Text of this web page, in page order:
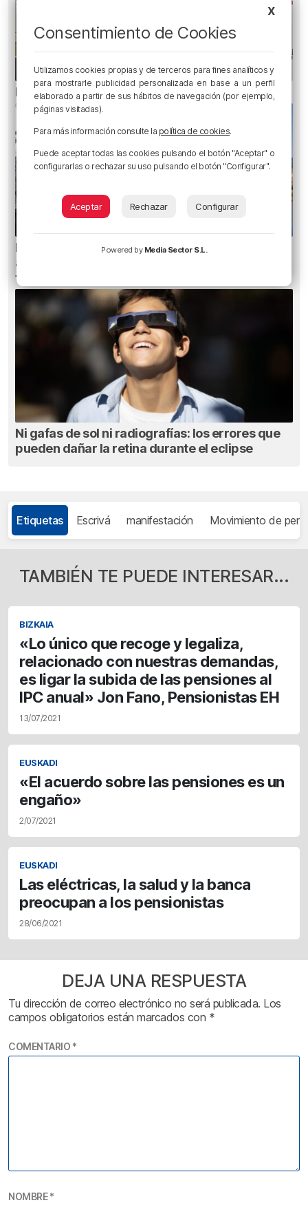
El bilbaíno que opta a un récord Guinness
Bilbao contará con 37 txosnas, 19 puestos de
artesanía, diez de venta de globos y seis food
trucks en Aste Nagusia
Ni gafas de sol ni radiografías: los errores que
pueden dañar la retina durante el eclipse
Etiquetas Escrivá manifestación Movimiento de
TAMBIÉN TE PUEDE INTERESAR...
BIZKAIA
«Lo único que recoge y legaliza,
relacionado con nuestras demandas,
es ligar la subida de las pensiones al
IPC anual» Jon Fano, Pensionistas EH
13/07/2021
EUSKADI
«El acuerdo sobre las pensiones es un
engaño»
2/07/2021
EUSKADI
Las eléctricas, la salud y la banca
preocupan a los pensionistas
28/06/2021
DEJA UNA RESPUESTA
Tu dirección de correo electrónico no será publicada. Los
campos obligatorios están marcados con *
COMENTARIO *
NOMBRE*
X
Consentimiento de Cookies
Utilizamos cookies propias y de terceros para fines analíticos y
para mostrarle publicidad personalizada en base a un perfil
elaborado a partir de sus hábitos de navegación (por ejemplo,
páginas visitadas).
Para más información consulte la política de cookies.
Puede aceptar todas las cookies pulsando el botón "Aceptar" o
configurarlas o rechazar su uso pulsando el botón "Configurar".
Aceptar Rechazar Configurar
Powered by Media Sector S.L.